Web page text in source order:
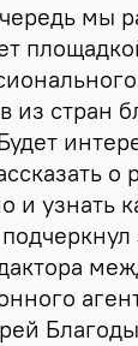
мы
из стран
о
и узнать